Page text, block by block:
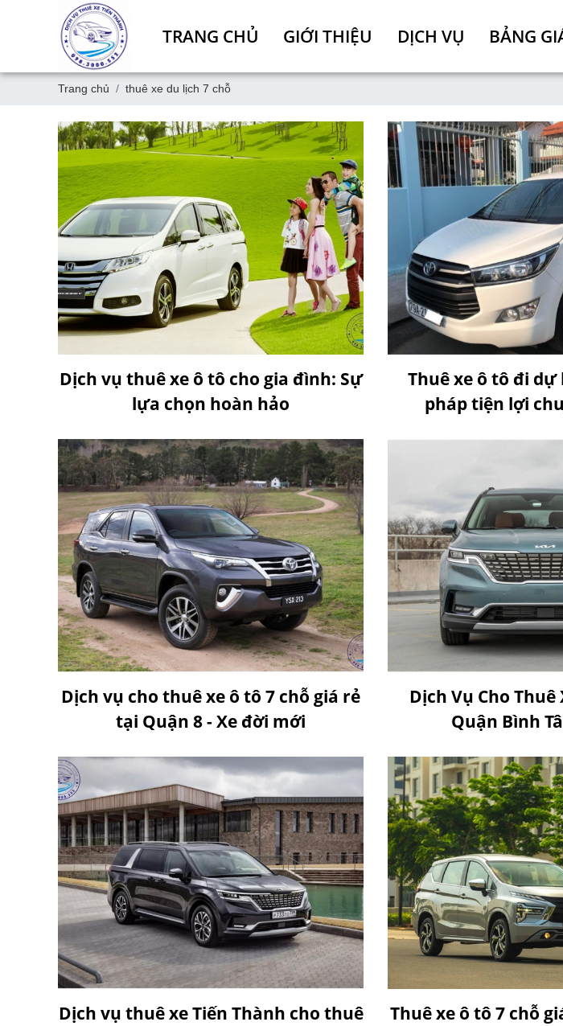
TRANG CHỦ GIỚI THIỆU DỊCH VỤ BẢNG
Trang chủ thuê xe du lịch 7 chỗ
Dịch vụ thuê xe ô tô cho gia đình: Sự
lựa chọn hoàn hảo
Thuê xe ô tô đi dự
pháp tiện lợi
Dịch vụ cho thuê xe ô tô 7 chỗ giá rẻ
tại Quận 8 - Xe đời mới
Dịch Vụ Cho Thuê
Quận Bình
Dịch vụ thuê xe Tiến Thành cho thuê
Thuê xe ô tô 7 chỗ